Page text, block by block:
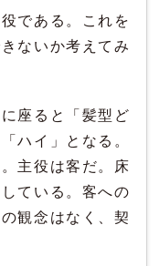
である。これを
ないか考えてみ
座ると「髪型ど
ハイ」となる。
主役は客だ。床
ている。客への
観念はなく、契